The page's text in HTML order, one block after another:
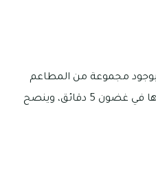
مجموعة من المطاعم
المتنوعة التي يمكن الوصول إليها في غضون 5 دقائق، وينصح